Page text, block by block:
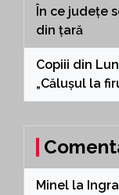
În ce județe
din țară
Copiii din
„Călușul la
Minel la